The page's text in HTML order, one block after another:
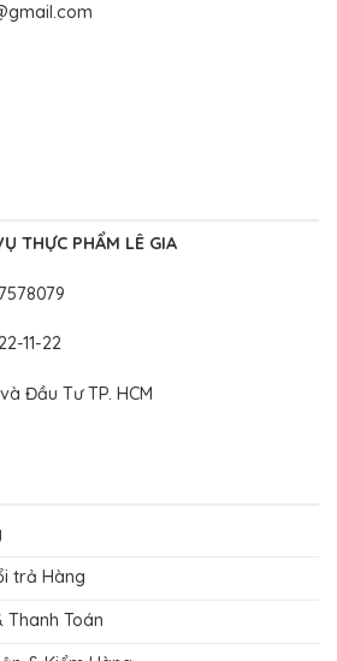
THỰC PHẨM LÊ GIA
11-22
Đầu Tư TP. HCM
trả Hàng
Thanh Toán